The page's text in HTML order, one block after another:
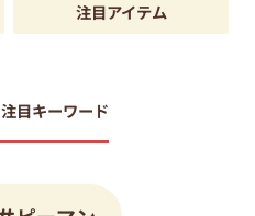
注目アイテム
注目キーワード